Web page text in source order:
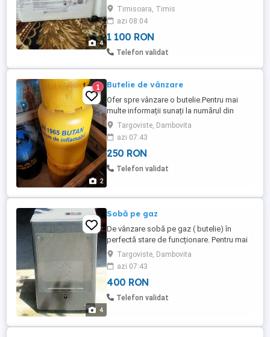
4
Silver, NOUĂ, SIGILATĂ Caracteristici: -
Fierbere rapidă - Grătare din fontă -
Montarea produselor cu design Filo -
Comenzi frontale - Arzătoare de eficienţă
ridicată - Grătare care se pot spăla în
Timisoara, Timis
azi 08:04
1 100 RON
Telefon validat
2
1 Butelie de vânzare
Ofer spre vânzare o butelie.Pentru mai
multe informații sunați la numărul din
Prețul din anunț este pe bucată.
Targoviste, Dambovita
azi 07:43
250 RON
Telefon validat
4
Sobă pe gaz
De vânzare sobă pe gaz ( butelie) în
perfectă stare de funcționare. Pentru mai
multe informații sunați la numărul din
anunț.
Targoviste, Dambovita
azi 07:43
400 RON
Telefon validat